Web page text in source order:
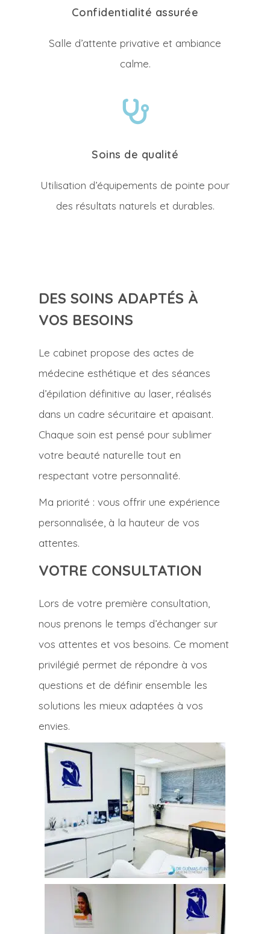
Confidentialité assurée
Salle d’attente privative et ambiance
calme.
Soins de qualité
Utilisation d’équipements de pointe pour
des résultats naturels et durables.
DES SOINS ADAPTÉS À
VOS BESOINS
Le cabinet propose des actes de
médecine esthétique et des séances
d’épilation définitive au laser, réalisés
dans un cadre sécuritaire et apaisant.
Chaque soin est pensé pour sublimer
votre beauté naturelle tout en
respectant votre personnalité.
Ma priorité : vous offrir une expérience
personnalisée, à la hauteur de vos
attentes.
VOTRE CONSULTATION
Lors de votre première consultation,
nous prenons le temps d’échanger sur
vos attentes et vos besoins. Ce moment
privilégié permet de répondre à vos
questions et de définir ensemble les
solutions les mieux adaptées à vos
envies.